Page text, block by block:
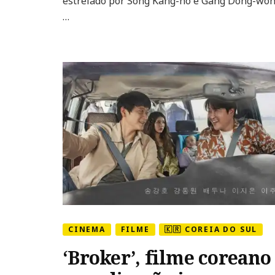
data
…
CINEMA FILME 🇰🇷 COREIA DO SUL
‘Broker’, filme coreano